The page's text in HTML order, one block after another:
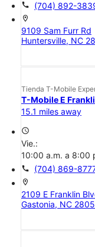
call (704) 892-
location_on
9109 Sam Furr Rd
Huntersville, NC
Tienda T-Mobile
T-Mobile E
15.1 miles away
access_time
Vie.:
10:00 a.m. a 8:00
call (704) 869-
location_on
2109 E Franklin
Gastonia, NC